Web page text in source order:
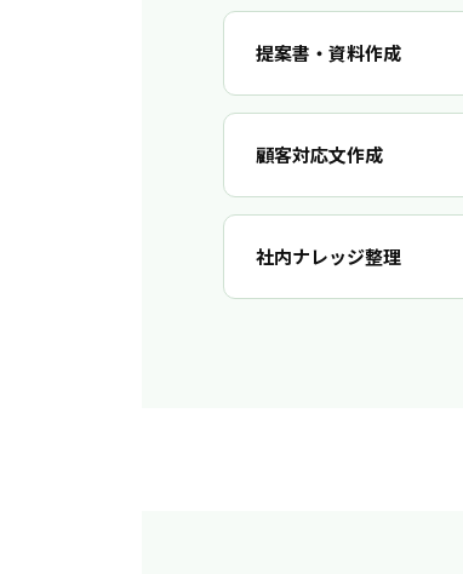
提案書・資料作成
顧客対応文作成
社内ナレッジ整理